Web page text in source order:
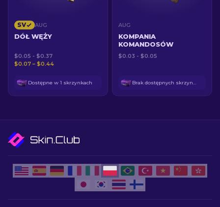
SV AUG
DÓŁ WĘŻY
$0.05 - $0.37
$0.07 – $0.44
Dostępne w 1 skrzynkach
AUG
KOMPANIA
KOMANDOSÓW
$0.03 - $0.05
Brak dostępnych skrzynek